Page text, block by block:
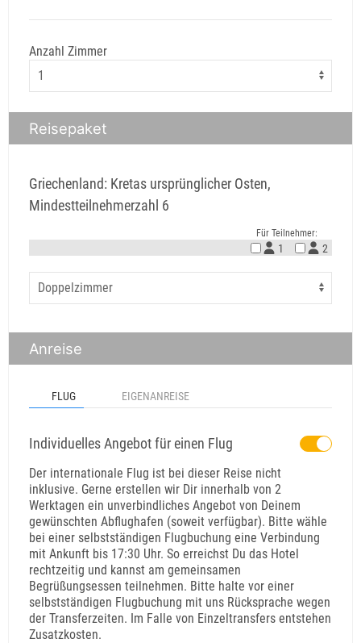
Anzahl Zimmer
Reisepaket
Griechenland: Kretas ursprünglicher Osten,
Mindestteilnehmerzahl 6
Für Teilnehmer:
1 2
Anreise
FLUG EIGENANREISE
Individuelles Angebot für einen Flug
Der internationale Flug ist bei dieser Reise nicht
inklusive. Gerne erstellen wir Dir innerhalb von 2
Werktagen ein unverbindliches Angebot von Deinem
gewünschten Abflughafen (soweit verfügbar). Bitte wähle
bei einer selbstständigen Flugbuchung eine Verbindung
mit Ankunft bis 17:30 Uhr. So erreichst Du das Hotel
rechtzeitig und kannst am gemeinsamen
Begrüßungsessen teilnehmen. Bitte halte vor einer
selbstständigen Flugbuchung mit uns Rücksprache wegen
der Transferzeiten. Im Falle von Einzeltransfers entstehen
Zusatzkosten.